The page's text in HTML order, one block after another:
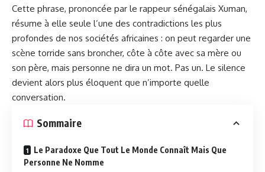
Cette phrase, prononcée par le rappeur sénégalais Xuman,
résume à elle seule l’une des contradictions les plus
profondes de nos sociétés africaines : on peut regarder une
scène torride sans broncher, côte à côte avec sa mère ou
son père, mais personne ne dira un mot. Pas un. Le silence
devient alors plus éloquent que n’importe quelle
conversation.
Sommaire
Le Paradoxe Que Tout Le Monde Connaît Mais Que
Personne Ne Nomme